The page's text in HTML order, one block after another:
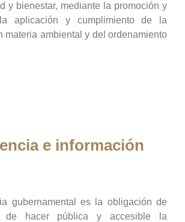
y bienestar, mediante la promoción y
aplicación y cumplimiento de la
materia ambiental y del ordenamiento
e información
gubernamental es la obligación de
de hacer pública y accesible la